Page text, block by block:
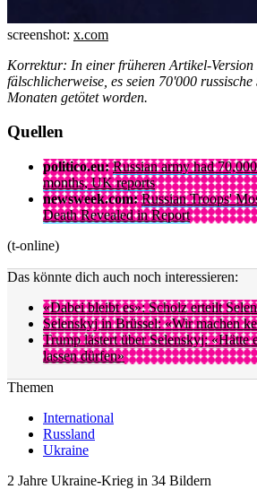
screenshot: x.com
Korrektur: In einer früheren Artikel-Version
fälschlicherweise, es seien 70'000
Monaten getötet worden.
Quellen
politico.eu: Russian army had
months, UK reports
newsweek.com: Russian Troops'
Death Revealed in Report
(t-online)
Das könnte dich auch noch interessieren:
«Dabei bleibt es»: Scholz erteilt
Selenskyj in Brüssel: «Wir machen
Trump lästert über Selenskyj: «Hätte
lassen dürfen»
Themen
International
Russland
Ukraine
2 Jahre Ukraine-Krieg in 34 Bildern